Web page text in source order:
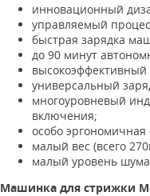
инновационный
управляемый
быстрая зарядка
до 90 минут
универсальный
многоуровневый
включения;
особо
малый вес (всего
малый уровень шума.
Машинка для стрижки